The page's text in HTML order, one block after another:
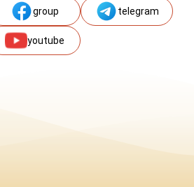
group telegram
youtube